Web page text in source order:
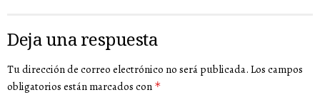
Deja una respuesta
Tu dirección de correo electrónico no será publicada. Los campos
obligatorios están marcados con *